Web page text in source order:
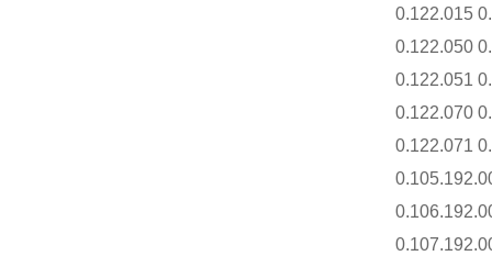
0.122.015
0.122.050
0.122.051
0.122.070
0.122.071